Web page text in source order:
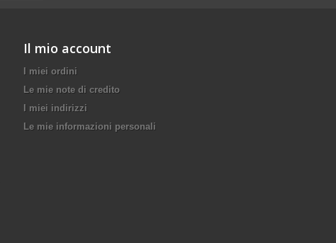
Il mio account
I miei ordini
Le mie note di credito
I miei indirizzi
Le mie informazioni personali